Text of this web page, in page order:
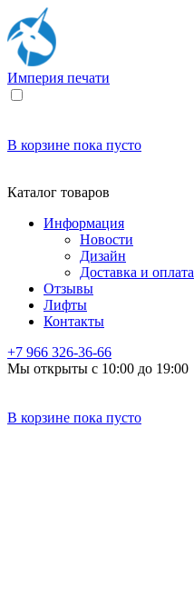
Империя печати
В корзине пока пусто
Каталог товаров
Информация
Новости
Дизайн
Доставка и оплата
Отзывы
Лифты
Контакты
+7 966 326-36-66
Мы открыты с 10:00 до 19:00
В корзине пока пусто